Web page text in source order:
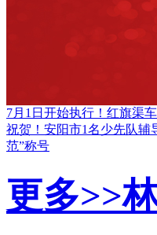
7月1日开始执行！红旗渠
祝贺！安阳市1名少先队辅
范”称号
更多>>